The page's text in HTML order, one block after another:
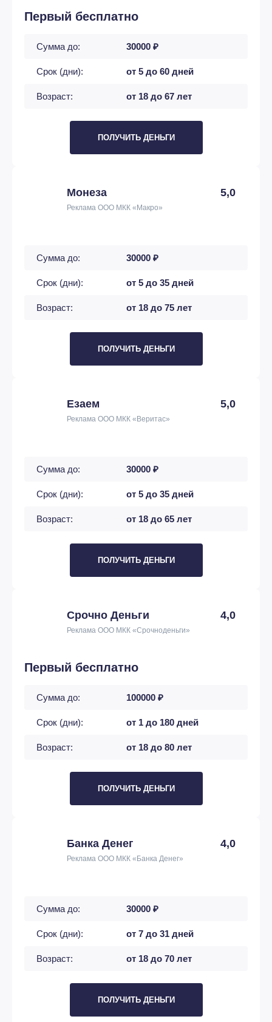
Первый бесплатно
Сумма до: 30000 ₽
Срок (дни): от 5 до 60 дней
Возраст: от 18 до 67 лет
ПОЛУЧИТЬ ДЕНЬГИ
Монеза 5,0
Реклама ООО МКК «Макро»
Сумма до: 30000 ₽
Срок (дни): от 5 до 35 дней
Возраст: от 18 до 75 лет
ПОЛУЧИТЬ ДЕНЬГИ
Езаем 5,0
Реклама ООО МКК «Веритас»
Сумма до: 30000 ₽
Срок (дни): от 5 до 35 дней
Возраст: от 18 до 65 лет
ПОЛУЧИТЬ ДЕНЬГИ
Срочно Деньги 4,0
Реклама ООО МКК «Срочноденьги»
Первый бесплатно
Сумма до: 100000 ₽
Срок (дни): от 1 до 180 дней
Возраст: от 18 до 80 лет
ПОЛУЧИТЬ ДЕНЬГИ
Банка Денег 4,0
Реклама ООО МКК «Банка Денег»
Сумма до: 30000 ₽
Срок (дни): от 7 до 31 дней
Возраст: от 18 до 70 лет
ПОЛУЧИТЬ ДЕНЬГИ